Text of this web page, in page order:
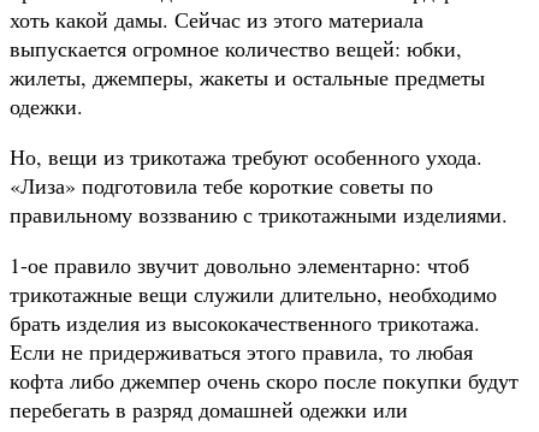
хоть какой дамы. Сейчас из этого материала
выпускается огромное количество вещей: юбки,
жилеты, джемперы, жакеты и остальные предметы
одежки.
Но, вещи из трикотажа требуют особенного ухода.
«Лиза» подготовила тебе короткие советы по
правильному воззванию с трикотажными изделиями.
1-ое правило звучит довольно элементарно: чтоб
трикотажные вещи служили длительно, необходимо
брать изделия из высококачественного трикотажа.
Если не придерживаться этого правила, то любая
кофта либо джемпер очень скоро после покупки будут
перебегать в разряд домашней одежки или